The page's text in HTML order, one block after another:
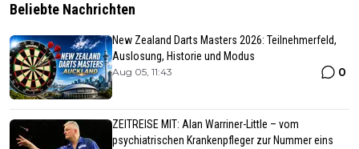
Beliebte Nachrichten
New Zealand Darts Masters 2026: Teilnehmerfeld,
Auslosung, Historie und Modus
Aug 05, 11:43 0
ZEITREISE MIT: Alan Warriner-Little – vom
psychiatrischen Krankenpfleger zur Nummer eins